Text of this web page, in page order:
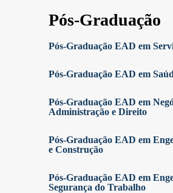
Pós-Graduação
Pós-Graduação EAD em
Pós-Graduação EAD em
Pós-Graduação EAD em
Administração e Direito
Pós-Graduação EAD em
e Construção
Pós-Graduação EAD em
Segurança do Trabalho